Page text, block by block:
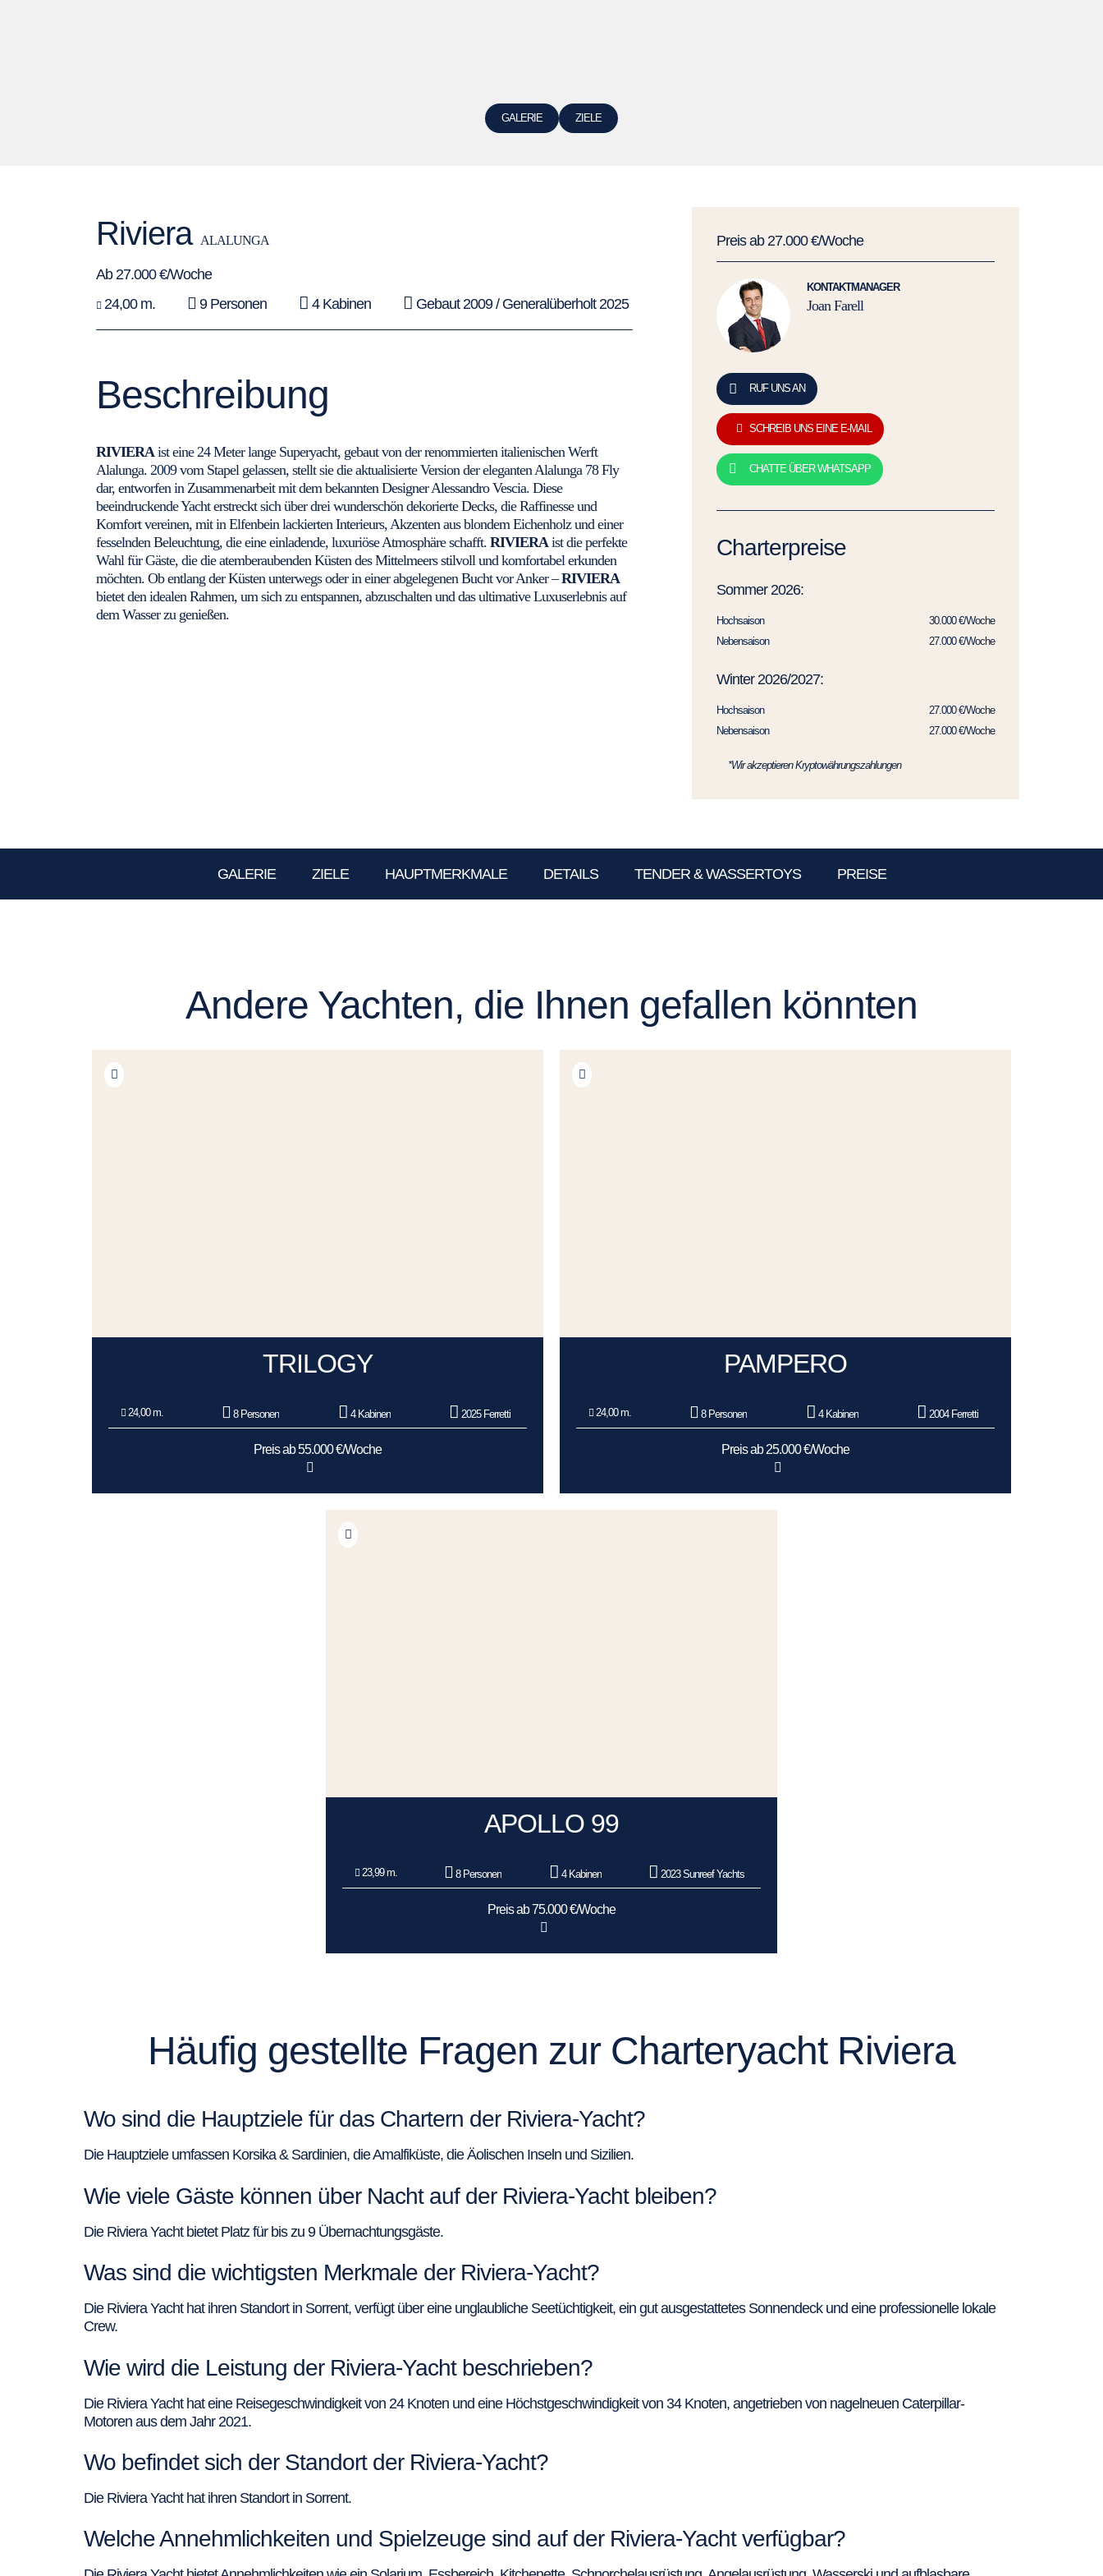
GALERIE ZIELE
Riviera ALALUNGA
Ab 27.000 €/Woche
24,00 m.
9 Personen 4 Kabinen Gebaut 2009 / Generalüberholt 2025
Beschreibung
RIVIERAist eine 24 Meter lange Superyacht, gebaut von der renommierten italienischen Werft
Alalunga. 2009 vom Stapel gelassen, stellt sie die aktualisierte Version der eleganten Alalunga 78 Fly
dar, entworfen in Zusammenarbeit mit dem bekannten Designer Alessandro Vescia. Diese
beeindruckende Yacht erstreckt sich über drei wunderschön dekorierte Decks, die Raffinesse und
Komfort vereinen, mit in Elfenbein lackierten Interieurs, Akzenten aus blondem Eichenholz und einer
fesselnden Beleuchtung, die eine einladende, luxuriöse Atmosphäre schafft. RIVIERAist die perfekte
Wahl für Gäste, die die atemberaubenden Küsten des Mittelmeers stilvoll und komfortabel erkunden
möchten. Ob entlang der Küsten unterwegs oder in einer abgelegenen Bucht vor Anker –RIVIERA
bietet den idealen Rahmen, um sich zu entspannen, abzuschalten und das ultimative Luxuserlebnis auf
dem Wasser zu genießen.
Preis ab 27.000 €/Woche
KONTAKTMANAGER
Joan Farell
RUF UNS AN
SCHREIB UNS EINE E-MAIL
CHATTE ÜBER WHATSAPP
Charterpreise
Sommer 2026:
Hochsaison
30.000 €/Woche
Nebensaison
27.000 €/Woche
Winter 2026/2027:
Hochsaison
27.000 €/Woche
Nebensaison
27.000 €/Woche
*Wir akzeptieren Kryptowährungszahlungen
GALERIE ZIELE HAUPTMERKMALE DETAILS TENDER & WASSERTOYS PREISE
Andere Yachten, die Ihnen gefallen könnten
TRILOGY
24,00 m. 8 Personen 4 Kabinen 2025 Ferretti
Preis ab 55.000 €/Woche
PAMPERO
24,00 m. 8 Personen 4 Kabinen 2004 Ferretti
Preis ab 25.000 €/Woche
APOLLO 99
23,99 m. 8 Personen 4 Kabinen 2023 Sunreef Yachts
Preis ab 75.000 €/Woche
Häufig gestellte Fragen zur Charteryacht Riviera
Wo sind die Hauptziele für das Chartern der Riviera-Yacht?
Die Hauptziele umfassen Korsika & Sardinien, die Amalfiküste, die Äolischen Inseln und Sizilien.
Wie viele Gäste können über Nacht auf der Riviera-Yacht bleiben?
Die Riviera Yacht bietet Platz für bis zu 9 Übernachtungsgäste.
Was sind die wichtigsten Merkmale der Riviera-Yacht?
Die Riviera Yacht hat ihren Standort in Sorrent, verfügt über eine unglaubliche Seetüchtigkeit, ein gut ausgestattetes Sonnendeck und eine professionelle lokale
Crew.
Wie wird die Leistung der Riviera-Yacht beschrieben?
Die Riviera Yacht hat eine Reisegeschwindigkeit von 24 Knoten und eine Höchstgeschwindigkeit von 34 Knoten, angetrieben von nagelneuen Caterpillar-
Motoren aus dem Jahr 2021.
Wo befindet sich der Standort der Riviera-Yacht?
Die Riviera Yacht hat ihren Standort in Sorrent.
Welche Annehmlichkeiten und Spielzeuge sind auf der Riviera-Yacht verfügbar?